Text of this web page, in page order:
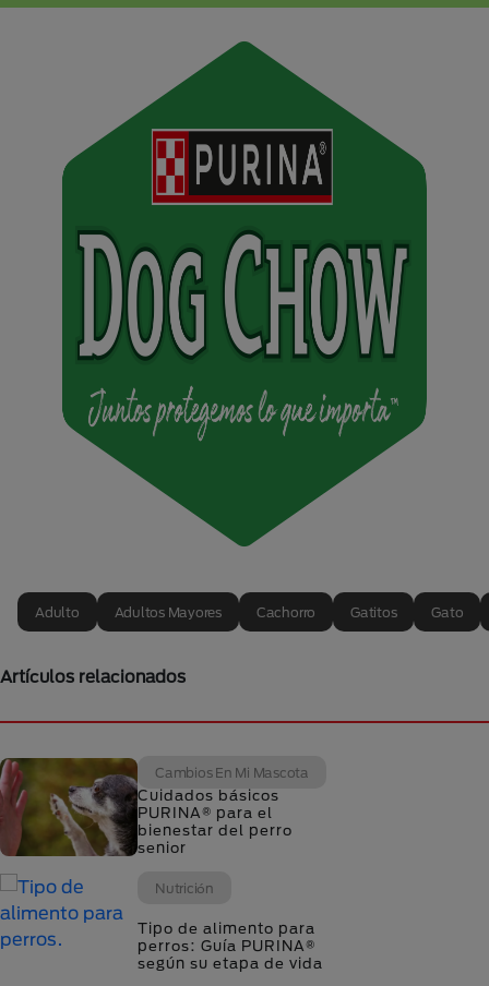
Adulto Adultos Mayores Cachorro Gatitos Gato
Artículos relacionados
Cambios En Mi Mascota
Cuidados básicos
PURINA® para el
bienestar del perro
senior
Nutrición
Tipo de alimento para
perros: Guía PURINA®
según su etapa de vida